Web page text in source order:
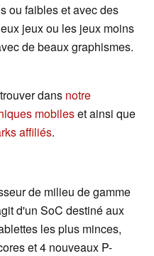
ou faibles et avec des
jeux ou les jeux moins
de beaux graphismes.
dans notre
mobileset ainsi que
affiliés.
de milieu de gamme
d'un SoC destiné aux
les plus minces,
et 4 nouveaux P-